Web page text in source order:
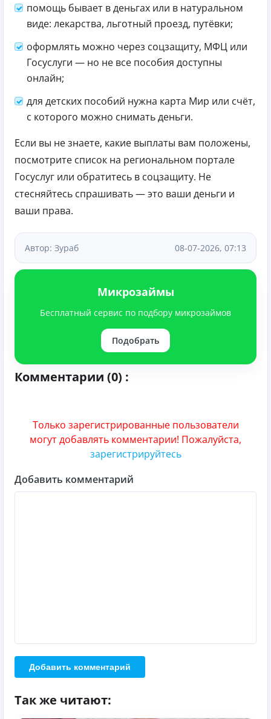
помощь бывает в деньгах или в натуральном
виде: лекарства, льготный проезд, путёвки;
оформлять можно через соцзащиту, МФЦ или
Госуслуги — но не все пособия доступны
онлайн;
для детских пособий нужна карта Мир или счёт,
с которого можно снимать деньги.
Если вы не знаете, какие выплаты вам положены,
посмотрите список на региональном портале
Госуслуг или обратитесь в соцзащиту. Не
стесняйтесь спрашивать — это ваши деньги и
ваши права.
Автор: Зураб 08-07-2026, 07:13
Микрозаймы
Бесплатный сервис по подбору микрозаймов
Подобрать
Комментарии (0) :
Только зарегистрированные пользователи
могут добавлять комментарии! Пожалуйста,
зарегистрируйтесь
Добавить комментарий
Добавить комментарий
Так же читают: